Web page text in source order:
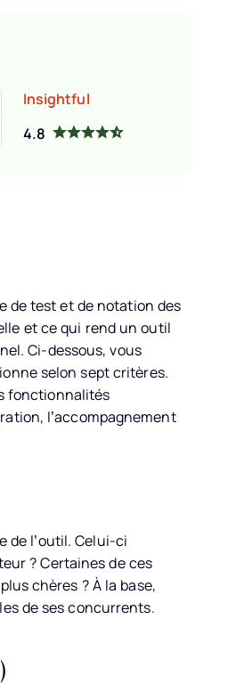
Insightful
4.8
de test et de notation des
et ce qui rend un outil
Ci-dessous, vous
selon sept critères.
fonctionnalités
l’accompagnement
de l’outil. Celui-ci
? Certaines de ces
chères ? À la base,
de ses concurrents.